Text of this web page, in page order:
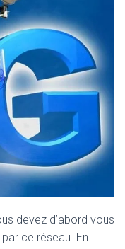
devez d’abord vous
ce réseau. En